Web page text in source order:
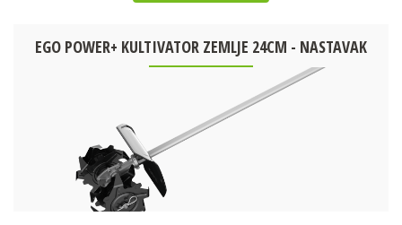
EGO POWER+ KULTIVATOR ZEMLJE 24CM - NASTAVAK